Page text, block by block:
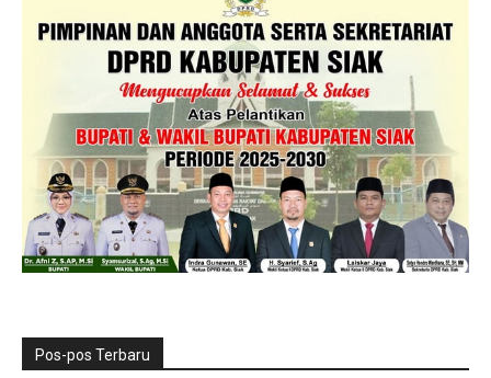
Pos-pos Terbaru